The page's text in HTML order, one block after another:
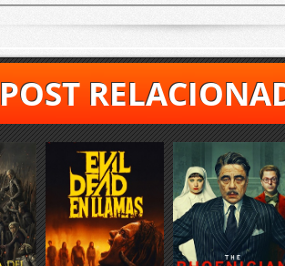
POST